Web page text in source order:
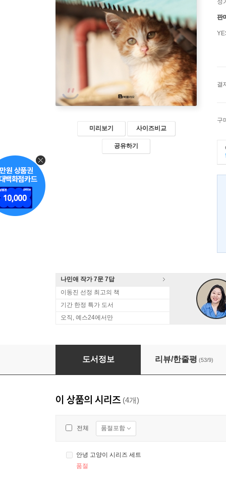
미리보기 사이즈비교
공유하기
정
판
결
구
나민애 작가 7문 7답
이동진 선정 최고의 책
기간 한정 특가 도서
오직, 예스24에서만
나쁜 고양이는 없다
도서정보 리뷰/한줄평 (53/9)
이 상품의 시리즈 (4개)
전체 품절포함
안녕 고양이 시리즈 세트
품절